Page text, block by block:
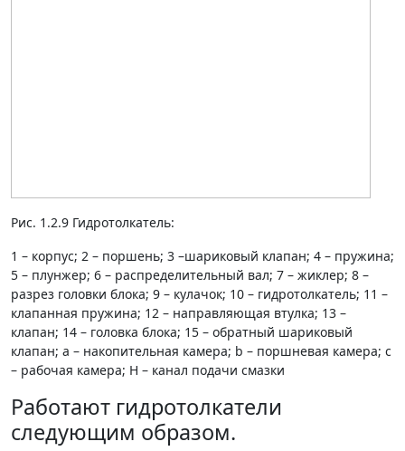
Рис. 1.2.9 Гидротолкатель:
1 – корпус; 2 – поршень; 3 –шариковый клапан; 4 – пружина;
5 – плунжер; 6 – распределительный вал; 7 – жиклер; 8 –
разрез головки блока; 9 – кулачок; 10 – гидротолкатель; 11 –
клапанная пружина; 12 – направляющая втулка; 13 –
клапан; 14 – головка блока; 15 – обратный шариковый
клапан; а – накопительная камера; b – поршневая камера; c
– рабочая камера; H – канал подачи смазки
Работают гидротолкатели
следующим образом.